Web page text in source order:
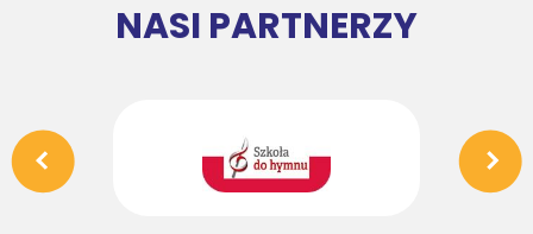
NASI PARTNERZY